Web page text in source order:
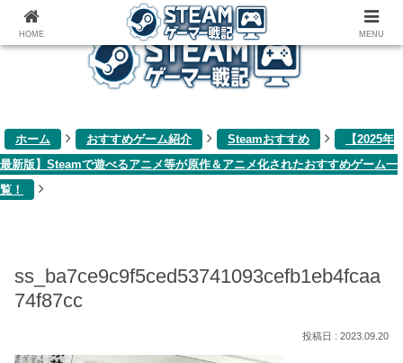
ゲーム関連雑記ブログ
ホーム おすすめゲーム紹介 Steamおすすめ
【2025年
最新版】Steamで遊べるアニメ等が原作＆アニメ化されたおすすめゲーム一
覧！
ss_ba7ce9c9f5ced53741093cefb1eb4fcaa
74f87cc
2023.09.20
HOME MENU